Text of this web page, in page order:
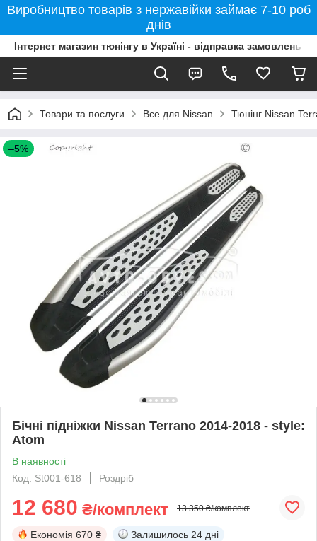
Виробництво товарів з нержавійки займає 7-10 роб
днів
Інтернет магазин тюнінгу в Україні - відправка замовлень
Товари та послуги Все для Nissan Тюнінг Nissan
–5%
Бічні підніжки Nissan Terrano 2014-2018 - style:
Atom
В наявності
Код: St001-618
Роздріб
12 680 ₴/комплект 13 350 ₴/комплект
Економія 670 ₴ Залишилось 24 дні